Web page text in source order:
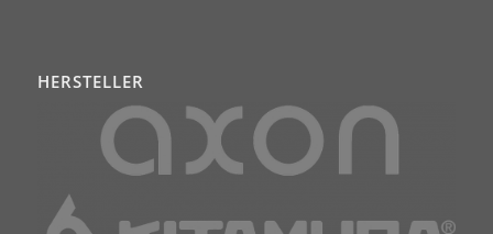
HERSTELLER